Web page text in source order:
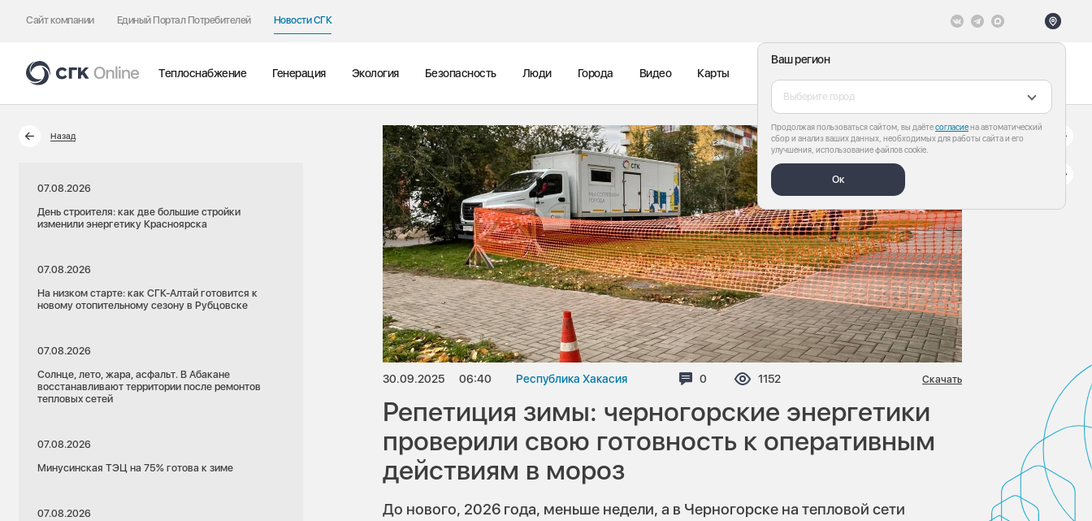
Сайт компании Единый Портал Потребителей Новости СГК
Ваш регион
Выберите город
Продолжая пользоваться сайтом, вы даётесогласиена автоматический
сбор и анализ ваших данных, необходимых для работы сайта и его
улучшения, использование файлов cookie.
Ок
Теплоснабжение Генерация Экология Безопасность Люди Города Видео Карты
Назад
07.08.2026
День строителя: как две большие стройки
изменили энергетику Красноярска
07.08.2026
На низком старте: как СГК-Алтай готовится к
новому отопительному сезону в Рубцовске
07.08.2026
Солнце, лето, жара, асфальт. В Абакане
восстанавливают территории после ремонтов
тепловых сетей
07.08.2026
Минусинская ТЭЦ на 75% готова к зиме
07.08.2026
30.09.2025 06:40 Республика Хакасия Комментариев:
0 Просмотров:
1152 Скачать
Репетиция зимы: черногорские энергетики
проверили свою готовность к оперативным
действиям в мороз
До нового, 2026 года, меньше недели, а в Черногорске на тепловой сети